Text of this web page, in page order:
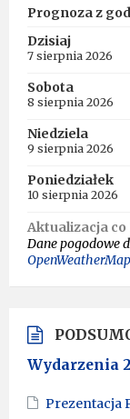
Prognoza z
Dzisiaj
7 sierpnia 2026
Sobota
8 sierpnia 2026
Niedziela
9 sierpnia 2026
Poniedziałek
10 sierpnia 2026
Aktualizacja
Dane pogodowe
Wydarzenia
Prezentacja